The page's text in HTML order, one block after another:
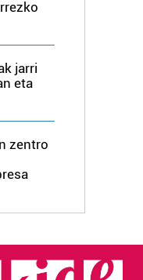
jarri
eta
zentro